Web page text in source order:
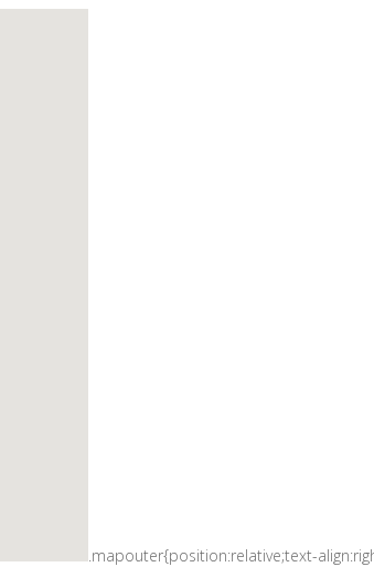
.mapouter{position:relative;text-